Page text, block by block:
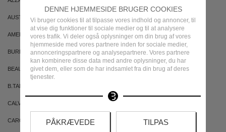
DENNE HJEMMESIDE BRUGER COOKIES
Vi bruger cookies til at tilpasse vores indhold og annoncer, til
at vise dig funktioner til sociale medier og til at analysere
vores trafik. Vi deler også oplysninger om din brug af vores
hjemmeside med vores partnere inden for sociale medier,
annonceringspartnere og analysepartnere. Vores partnere
kan kombinere disse data med andre oplysninger, du har
givet dem, eller som de har indsamlet fra din brug af deres
tjenester.
PÅKRÆVEDE TILPAS
AUSTRALIAN GOLD AUSTRALIAN BODYCARE
AMERICAN CREW ARMAF
BURBERRY BVLGARI
BEAUTE PACIFIQUE BADEANSTALTEN
B.TAN
CALVIN KLEIN CACHAREL
CAROLINA HERRERA